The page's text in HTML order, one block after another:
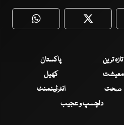
WhatsApp Twitter
تازہ ترین
پاکستان
معیشت
کھیل
صحت
انٹرٹینمنٹ
دلچسپ و عجیب